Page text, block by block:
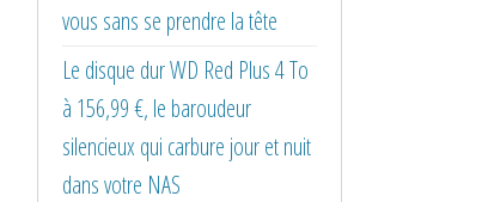
vous sans se prendre la tête
Le disque dur WD Red Plus 4 To
à 156,99 €, le baroudeur
silencieux qui carbure jour et nuit
dans votre NAS